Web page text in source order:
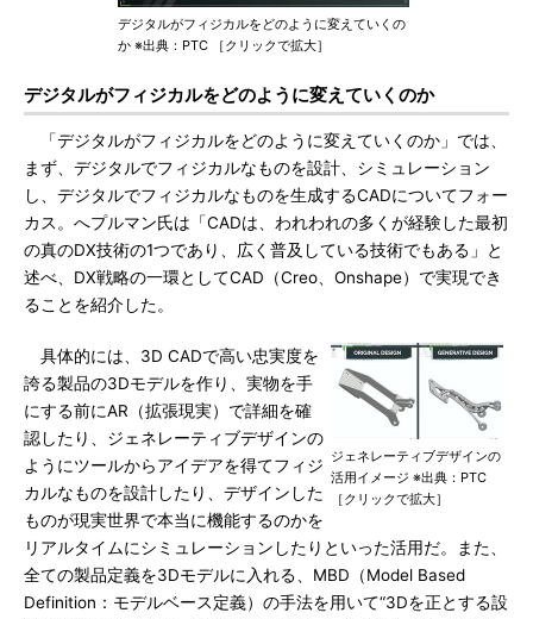
デジタルがフィジカルをどのように変えていくの
か ※出典：PTC ［クリックで拡大］
デジタルがフィジカルをどのように変えていくのか
「デジタルがフィジカルをどのように変えていくのか」では、
まず、デジタルでフィジカルなものを設計、シミュレーション
し、デジタルでフィジカルなものを生成するCADについてフォー
カス。へプルマン氏は「CADは、われわれの多くが経験した最初
の真のDX技術の1つであり、広く普及している技術でもある」と
述べ、DX戦略の一環としてCAD（Creo、Onshape）で実現でき
ることを紹介した。
ジェネレーティブデザインの
活用イメージ ※出典：PTC
［クリックで拡大］
具体的には、3D CADで高い忠実度を
誇る製品の3Dモデルを作り、実物を手
にする前にAR（拡張現実）で詳細を確
認したり、ジェネレーティブデザインの
ようにツールからアイデアを得てフィジ
カルなものを設計したり、デザインした
ものが現実世界で本当に機能するのかを
リアルタイムにシミュレーションしたりといった活用だ。また、
全ての製品定義を3Dモデルに入れる、MBD（Model Based
Definition：モデルベース定義）の手法を用いて“3Dを正とする設